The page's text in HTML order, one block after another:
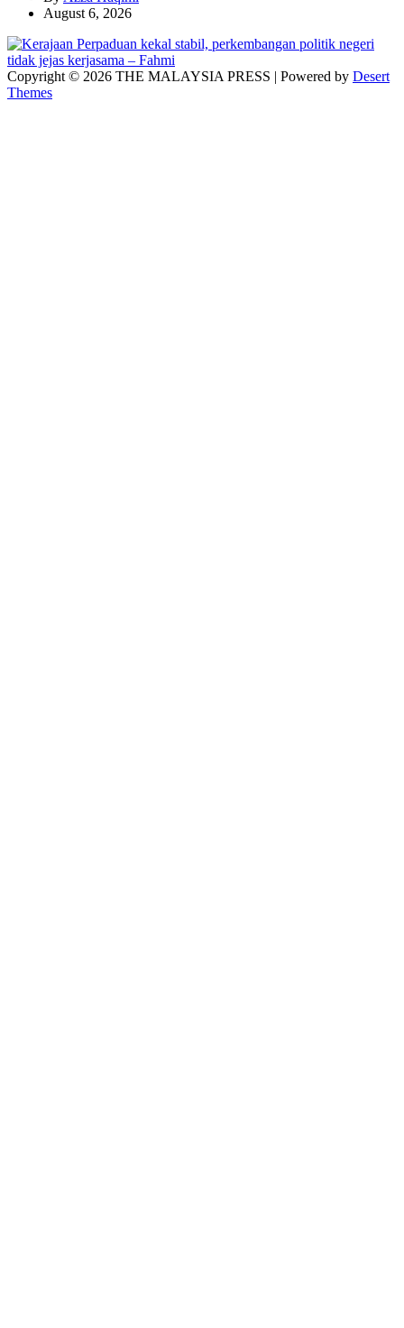
August 6, 2026
Copyright © 2026 THE MALAYSIA PRESS | Powered by Desert
Themes